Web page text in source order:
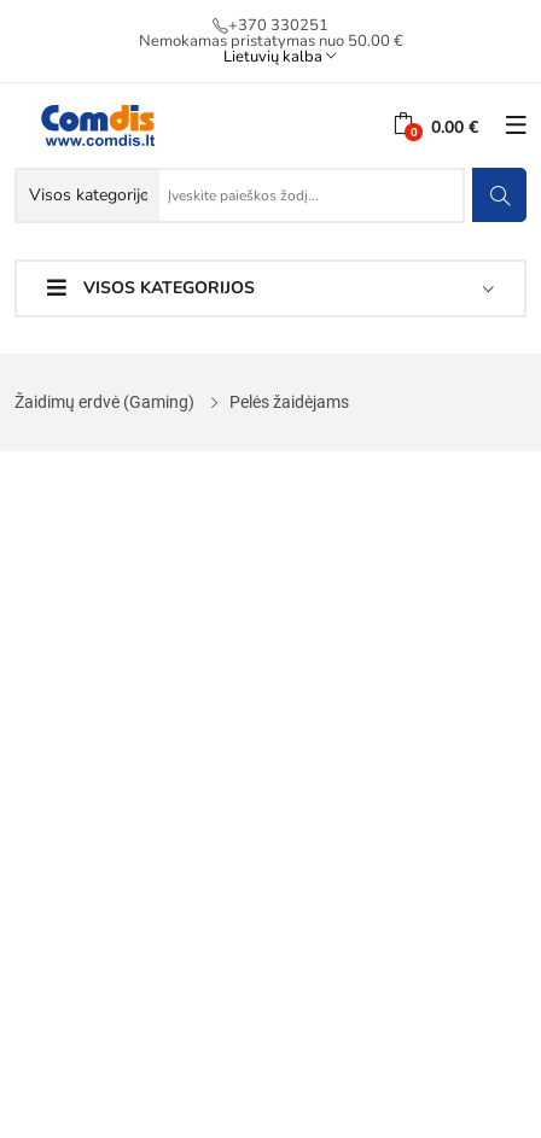
+370 330251
Nemokamas pristatymas nuo 50.00 €
Lietuvių kalba
0.00 €
VISOS KATEGORIJOS
Žaidimų erdvė (Gaming) Pelės žaidėjams